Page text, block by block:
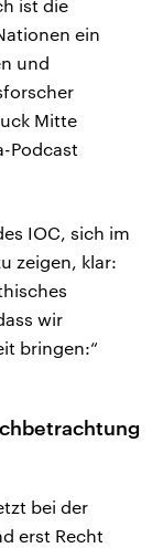
ist die
ein
und
Mitte
Podcast
IOC, sich im
zeigen, klar:
wir
bringen:“
bei der
erst Recht